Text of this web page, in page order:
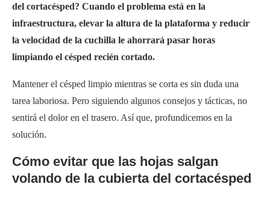
del cortacésped? Cuando el problema está en la
infraestructura, elevar la altura de la plataforma y reducir
la velocidad de la cuchilla le ahorrará pasar horas
limpiando el césped recién cortado.
Mantener el césped limpio mientras se corta es sin duda una
tarea laboriosa. Pero siguiendo algunos consejos y tácticas, no
sentirá el dolor en el trasero. Así que, profundicemos en la
solución.
Cómo evitar que las hojas salgan
volando de la cubierta del cortacésped